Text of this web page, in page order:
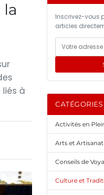
à
Inscrivez-vous
articles
CATÉGORIES
Activités en
Arts et Artisanat
Conseils de
Culture et